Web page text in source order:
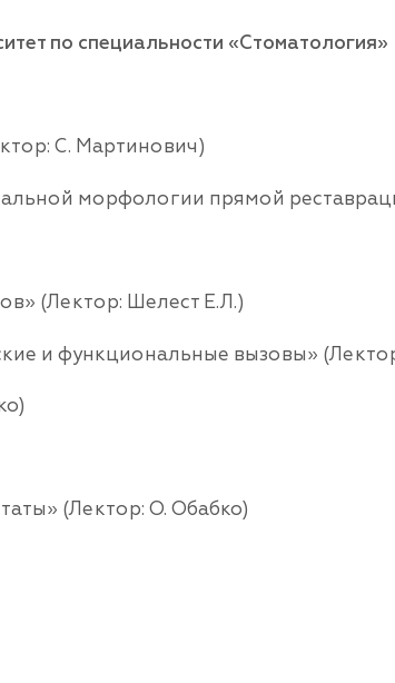
по специальности «Стоматология»
С. Мартинович)
морфологии прямой
(Лектор: Шелест Е.Л.)
и функциональные вызовы»
(Лектор: О. Обабко)